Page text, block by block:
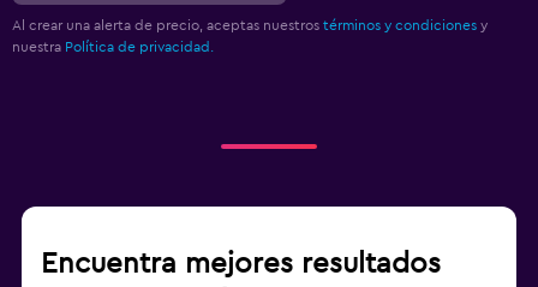
Al crear una alerta de precio, aceptas nuestros términos y condiciones y
nuestra Política de privacidad.
Encuentra mejores resultados